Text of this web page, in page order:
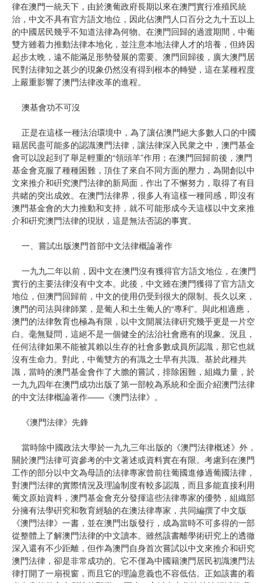
律在澳門一統天下，由於澳葡政府長期以來在澳門實行准殖民統
治，中文不具有官方語文地位，因此佔澳門人口百分之九十五以上
的中國居民幾乎不知道法律為何物。在澳門回歸的過渡期間，中葡
雙方雖着力推動法律本地化，並注意本地法律人才的培養，但終因
起步太晩，遠不能滿足形勢發展的需要。澳門回歸後，廣大澳門居
民對法律知之甚少的現象仍然沒有得到根本的轉變，這在某種程度
上嚴重影響了澳門法律改革的進程。
澳基會功不可沒
正是在這樣一種法治環境中，為了讓佔澳門絕大多數人口的中國
籍居民盡可能多的認識澳門法律，讓法律深入民衆之中，澳門基金
會可以說起到了舉足輕重的“領頭羊”作用；在澳門回歸前後，澳門
基金會克服了種種困難，頂住了來自不同方面的壓力，為開創以中
文來推介和硏究澳門法律的新局面，作出了不懈努力，取得了有目
共睹的突出成效。在澳門法律界，很多人有這樣一種同感，即沒有
澳門基金會的大力推動和支持，就不可能形成今天這樣以中文來推
介和硏究澳門法律的現狀，這是無法否認的事實。
一、嘗試出版澳門首部中文法律概論著作
一九九二年以前，因中文在澳門沒有獲得官方語文地位，在澳門
實行的主要法律沒有中文本。此後，中文雖在澳門獲得了官方語文
地位，但澳門回歸前，中文的使用仍受到很大的限制。長久以來，
澳門的司法與律師業，是葡人和土生葡人的“專利”。與此相適應，
澳門的法律敎育也極為有限，以中文開展法律硏究幾乎更是一片空
白。毫無疑問，這絕不是一個健全的法治社會應有的現象。況且，
任何法律如果不能被其賴以生存的社會多數成員所認識，那它也就
沒有生命力。對此，中葡雙方的有識之士早有共識。基於此種共
識，當時的澳門基金會作了大膽的嘗試，排除困難，組織力量，於
一九九四年在澳門成功出版了第一部較為系統和全面介紹澳門法律
的中文法律概論著作——《澳門法律》。
《澳門法律》先鋒
當時除中國政法大學於一九九三年出版的《澳門法律概述》外，
關於澳門法律可資參考的中文著述或資料實在有限。考慮到在澳門
工作的部分以中文為母語的法律專家曾前往葡國進修過葡國法律，
對澳門法律的實際情況及理論制度有較多認識，而且多能直接利用
葡文原始資料，澳門基金會充分發揮這些法律專家的優勢，組織部
分擁有法學硏究和敎育經驗的在澳法律專家，共同編撰了中文版
《澳門法律》一書，並在澳門出版發行，成為當時不可多得的一部
從整體上了解澳門法律的中文讀本。雖然該書離學術硏究上的透徹
深入還有不少距離，但作為澳門自身首次嘗試以中文來推介和硏究
澳門法律，卻是非常成功的。它不僅為中國籍澳門居民初識澳門法
律打開了一扇視窗，而且它的理論意義也不容低估。正如該書的着